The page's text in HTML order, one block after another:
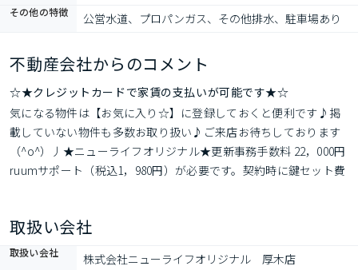
その他の特徴 公営水道、プロパンガス、その他排水、駐車場あり
不動産会社からのコメント
☆★クレジットカードで家賃の支払いが可能です★☆
気になる物件は【お気に入り☆】に登録しておくと便利です♪掲
載していない物件も多数お取り扱い♪ご来店お待ちしております
（^o^）丿★ニューライフオリジナル★更新事務手数料 22，000円
ruumサポート（税込1，980円）が必要です。契約時に鍵セット費
取扱い会社
取扱い会社 株式会社ニューライフオリジナル　厚木店